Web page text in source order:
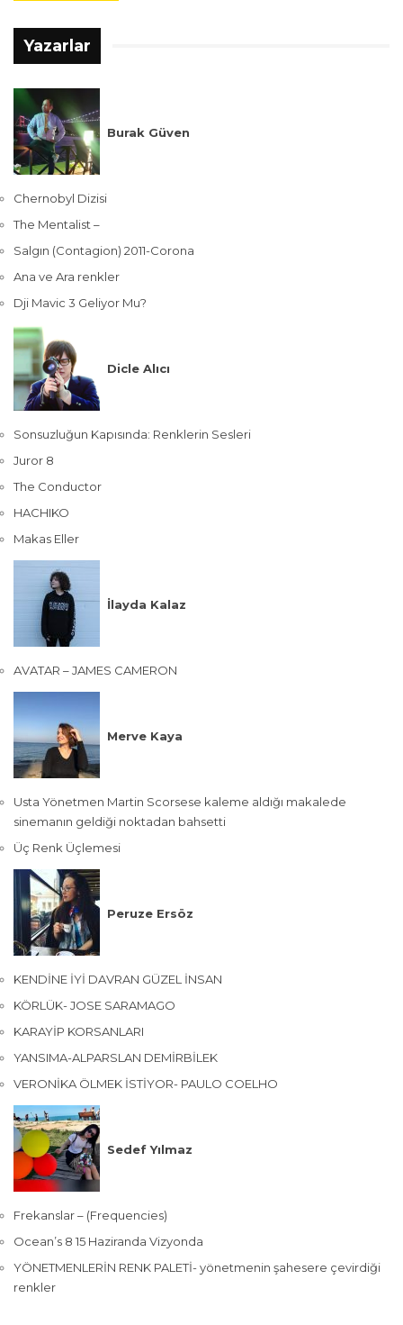
Yazarlar
Burak Güven
Chernobyl Dizisi
The Mentalist –
Salgın (Contagion) 2011-Corona
Ana ve Ara renkler
Dji Mavic 3 Geliyor Mu?
Dicle Alıcı
Sonsuzluğun Kapısında: Renklerin Sesleri
Juror 8
The Conductor
HACHIKO
Makas Eller
İlayda Kalaz
AVATAR – JAMES CAMERON
Merve Kaya
Usta Yönetmen Martin Scorsese kaleme aldığı makalede
sinemanın geldiği noktadan bahsetti
Üç Renk Üçlemesi
Peruze Ersöz
KENDİNE İYİ DAVRAN GÜZEL İNSAN
KÖRLÜK- JOSE SARAMAGO
KARAYİP KORSANLARI
YANSIMA-ALPARSLAN DEMİRBİLEK
VERONİKA ÖLMEK İSTİYOR- PAULO COELHO
Sedef Yılmaz
Frekanslar – (Frequencies)
Ocean’s 8 15 Haziranda Vizyonda
YÖNETMENLERİN RENK PALETİ- yönetmenin şahesere çevirdiği
renkler